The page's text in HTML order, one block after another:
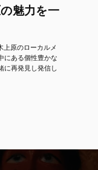
魅力を一
上原のローカルメ
にある個性豊かな
に再発見し発信し